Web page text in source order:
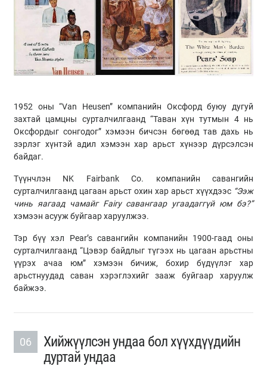
1952 оны “Van Heusen” компанийн Оксфорд буюу дугуй
захтай цамцны сурталчилгаанд “Таван хүн тутмын 4 нь
Оксфордыг сонгодог” хэмээн бичсэн бөгөөд тав дахь нь
зэрлэг хүнтэй адил хэмээн хар арьст хүнээр дүрсэлсэн
байдаг.
Түүнчлэн NK Fairbank Co. компанийн савангийн
сурталчилгаанд цагаан арьст охин хар арьст хүүхдээс “Ээж
чинь яагаад чамайг Fairy савангаар угаадаггүй юм бэ?”
хэмээн асууж буйгаар харуулжээ.
Тэр бүү хэл Pear’s савангийн компанийн 1900-гаад оны
сурталчилгаанд “Цэвэр байдлыг түгээх нь цагаан арьстны
үүрэх ачаа юм” хэмээн бичиж, бохир бүдүүлэг хар
арьстнуудад саван хэрэглэхийг зааж буйгаар харуулж
байжээ.
06
Хийжүүлсэн ундаа бол хүүхдүүдийн
дуртай ундаа